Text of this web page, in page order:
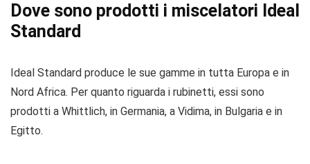
Dove sono prodotti i miscelatori Ideal
Standard
Ideal Standard produce le sue gamme in tutta Europa e in
Nord Africa. Per quanto riguarda i rubinetti, essi sono
prodotti a Whittlich, in Germania, a Vidima, in Bulgaria e in
Egitto.